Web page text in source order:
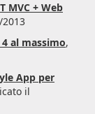
MVC + Web
4 al massimo,
App per
il